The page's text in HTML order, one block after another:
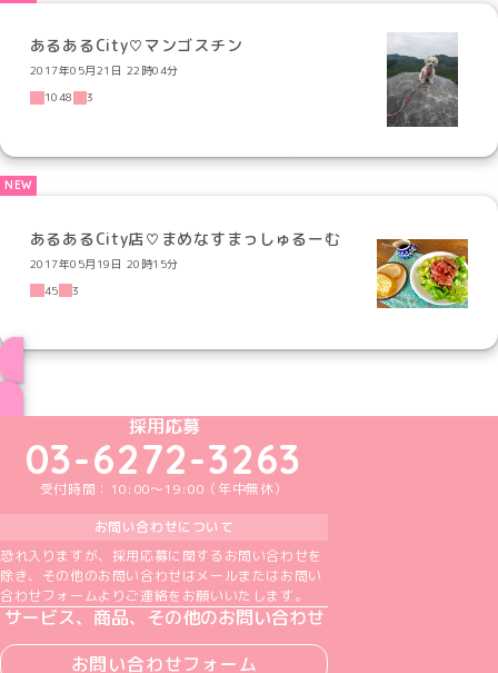
あるあるCity♡マンゴスチン
2017年05月21日 22時04分
1048
3
あるあるCity店♡まめなすまっしゅるーむ
2017年05月19日 20時15分
45
3
めいどりーみんTikTok公式アカウント
めいどりーみんX公式アカウント
採用応募
03-6272-3263
受付時間：10:00～19:00（年中無休）
お問い合わせについて
恐れ入りますが、採用応募に関するお問い合わせを
除き、その他のお問い合わせはメールまたはお問い
合わせフォームよりご連絡をお願いいたします。
サービス、商品、その他のお問い合わせ
お問い合わせフォーム